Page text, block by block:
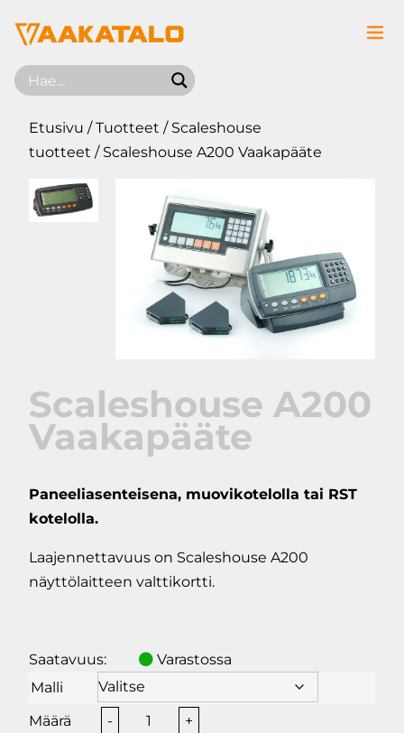
Etusivu /Tuotteet / Scaleshouse
tuotteet / Scaleshouse A200 Vaakapääte
Scaleshouse A200
Vaakapääte
Paneeliasenteisena, muovikotelolla tai RST
kotelolla.
Laajennettavuus on Scaleshouse A200
näyttölaitteen valttikortti.
Saatavuus:
Varastossa
Malli
-
Scaleshouse
+